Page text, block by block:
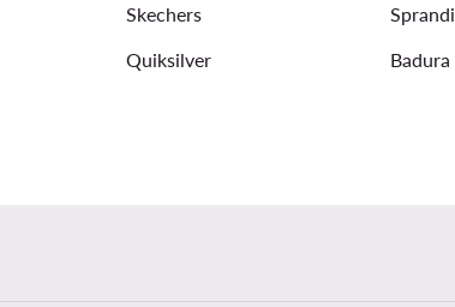
Skechers
Sprandi
Quiksilver
Badura